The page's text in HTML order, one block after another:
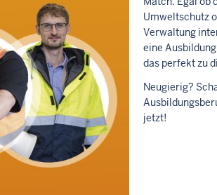
Umweltschutz
Verwaltung
eine
das perfekt zu
Neugierig?
jetzt!